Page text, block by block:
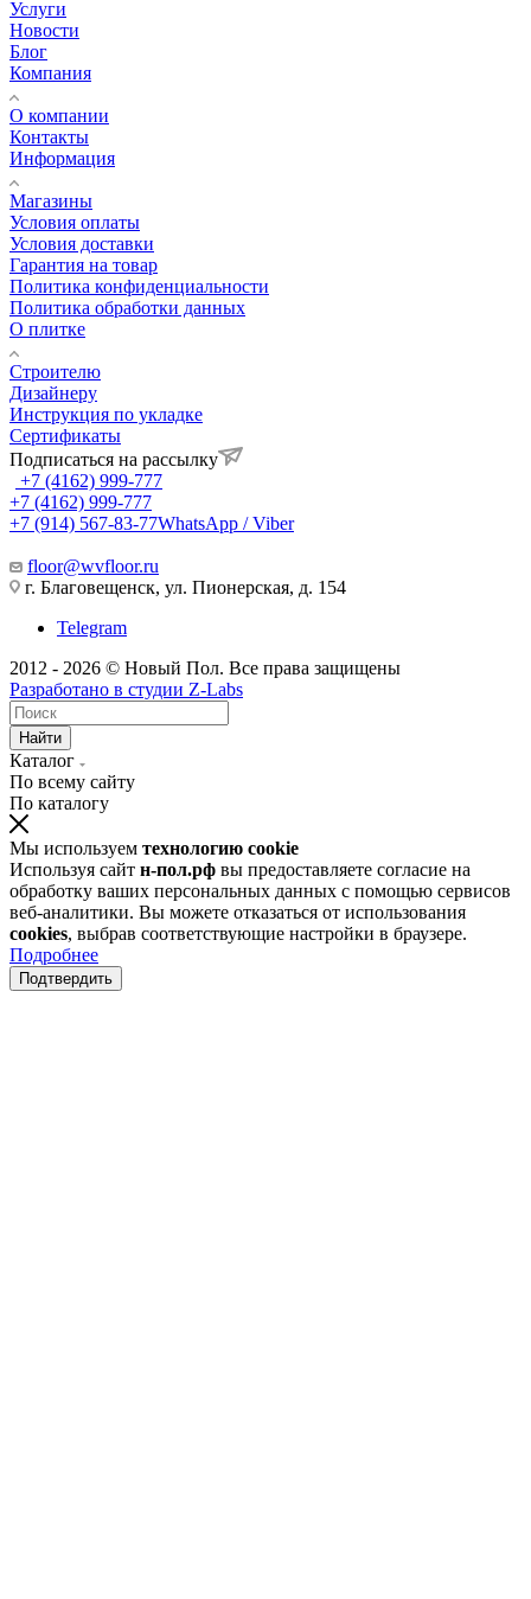
Услуги
Новости
Блог
Компания
О компании
Контакты
Информация
Магазины
Условия оплаты
Условия доставки
Гарантия на товар
Политика конфиденциальности
Политика обработки данных
О плитке
Строителю
Дизайнеру
Инструкция по укладке
Сертификаты
Подписаться на рассылку
+7 (4162) 999-777
+7 (4162) 999-777
+7 (914) 567-83-77WhatsApp / Viber
floor@wvfloor.ru
г. Благовещенск, ул. Пионерская, д. 154
Telegram
2012 - 2026 © Новый Пол. Все права защищены
Разработано в студии Z-Labs
Найти
Каталог
По всему сайту
По каталогу
Мы используем технологию cookie
Используя сайт н-пол.рф вы предоставляете согласие на
обработку ваших персональных данных с помощью сервисов
веб-аналитики. Вы можете отказаться от использования
cookies, выбрав соответствующие настройки в браузере.
Подробнее
Подтвердить